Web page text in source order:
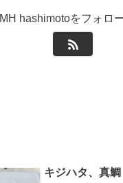
MH hashimotoをフォロ
キジハタ、真鯛